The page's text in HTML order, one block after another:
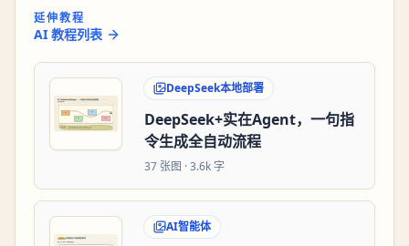
延伸教程
AI 教程列表
DeepSeek本地部署
DeepSeek+实在Agent，一句指
令生成全自动流程
37 张图 ·3.6k 字
AI智能体